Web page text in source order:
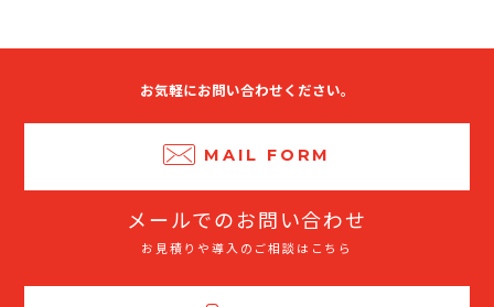
お気軽にお問い合わせください。
MAIL FORM
メールでのお問い合わせ
お見積りや導入のご相談はこちら